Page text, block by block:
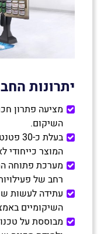
יתרונות
מציעה פתרון
השיקום.
בעלת
המוצר כייחודי
מערכת פתוחה
רחב של
עתידה לעשות
השיקומיים
מבוססת על